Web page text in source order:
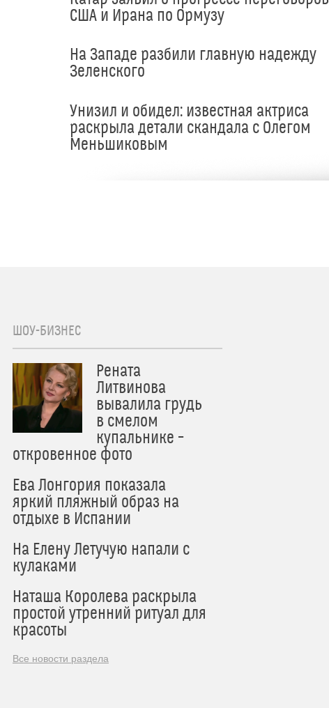
США и Ирана по Ормузу
На Западе разбили главную надежду
Зеленского
Унизил и обидел: известная актриса
раскрыла детали скандала с Олегом
Меньшиковым
ШОУ-БИЗНЕС
Рената
Литвинова
вывалила грудь
в смелом
купальнике –
откровенное фото
Ева Лонгория показала
яркий пляжный образ на
отдыхе в Испании
На Елену Летучую напали с
кулаками
Наташа Королева раскрыла
простой утренний ритуал для
красоты
Все новости раздела